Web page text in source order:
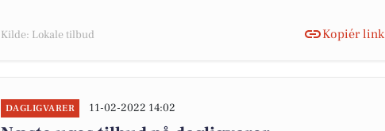
Kilde: Lokale tilbud Kopiér link
DAGLIGVARER 11-02-2022 14:02